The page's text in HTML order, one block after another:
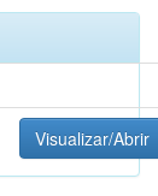
Visualizar/Abrir